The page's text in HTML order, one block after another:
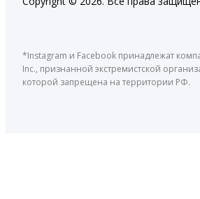
*Instagram и Facebook принадлежат
Inc., признанной экстремистской
которой запрещена на территории РФ.